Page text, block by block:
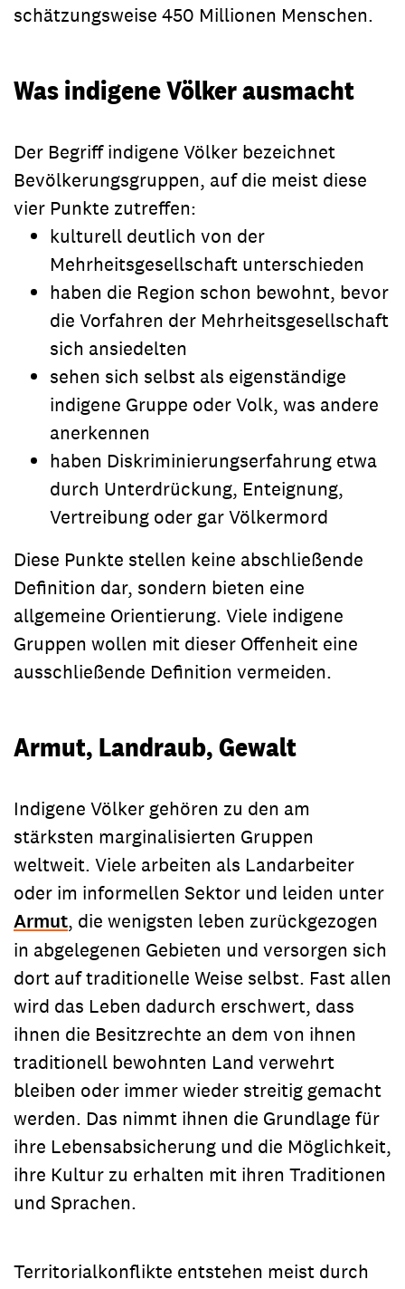
schätzungsweise 450 Millionen Menschen.
Was indigene Völker ausmacht
Der Begriff indigene Völker bezeichnet
Bevölkerungsgruppen, auf die meist diese
vier Punkte zutreffen:
kulturell deutlich von der
Mehrheitsgesellschaft unterschieden
haben die Region schon bewohnt, bevor
die Vorfahren der Mehrheitsgesellschaft
sich ansiedelten
sehen sich selbst als eigenständige
indigene Gruppe oder Volk, was andere
anerkennen
haben Diskriminierungserfahrung etwa
durch Unterdrückung, Enteignung,
Vertreibung oder gar Völkermord
Diese Punkte stellen keine abschließende
Definition dar, sondern bieten eine
allgemeine Orientierung. Viele indigene
Gruppen wollen mit dieser Offenheit eine
ausschließende Definition vermeiden.
Armut, Landraub, Gewalt
Indigene Völker gehören zu den am
stärksten marginalisierten Gruppen
weltweit. Viele arbeiten als Landarbeiter
oder im informellen Sektor und leiden unter
Armut, die wenigsten leben zurückgezogen
in abgelegenen Gebieten und versorgen sich
dort auf traditionelle Weise selbst. Fast allen
wird das Leben dadurch erschwert, dass
ihnen die Besitzrechte an dem von ihnen
traditionell bewohnten Land verwehrt
bleiben oder immer wieder streitig gemacht
werden. Das nimmt ihnen die Grundlage für
ihre Lebensabsicherung und die Möglichkeit,
ihre Kultur zu erhalten mit ihren Traditionen
und Sprachen.
Territorialkonflikte entstehen meist durch